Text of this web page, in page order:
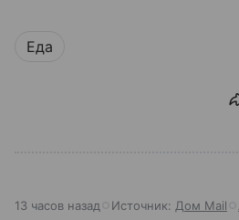
Еда
13 часов назад Источник: Дом Mail